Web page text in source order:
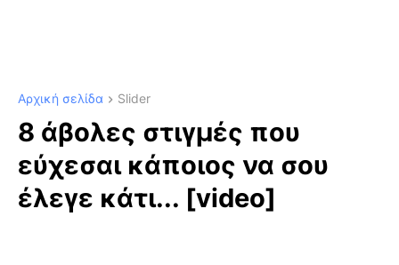
Αρχική σελίδα Slider
8 άβολες στιγμές που
εύχεσαι κάποιος να σου
έλεγε κάτι... [video]